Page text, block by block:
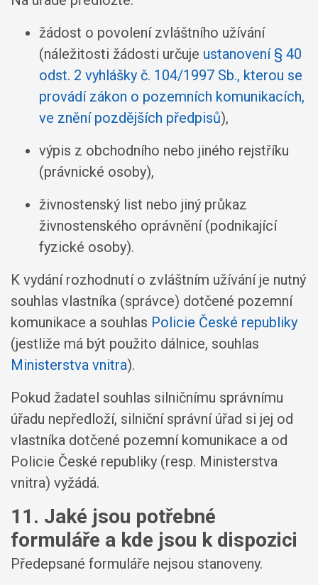
žádost o povolení zvláštního užívání
(náležitosti žádosti určuje ustanovení § 40
odst. 2 vyhlášky č. 104/1997 Sb., kterou se
provádí zákon o pozemních komunikacích,
ve znění pozdějších předpisů),
výpis z obchodního nebo jiného rejstříku
(právnické osoby),
živnostenský list nebo jiný průkaz
živnostenského oprávnění (podnikající
fyzické osoby).
K vydání rozhodnutí o zvláštním užívání je nutný
souhlas vlastníka (správce) dotčené pozemní
komunikace a souhlas Policie České republiky
(jestliže má být použito dálnice, souhlas
Ministerstva vnitra).
Pokud žadatel souhlas silničnímu správnímu
úřadu nepředloží, silniční správní úřad si jej od
vlastníka dotčené pozemní komunikace a od
Policie České republiky (resp. Ministerstva
vnitra) vyžádá.
11. Jaké jsou potřebné
formuláře a kde jsou k dispozici
Předepsané formuláře nejsou stanoveny.